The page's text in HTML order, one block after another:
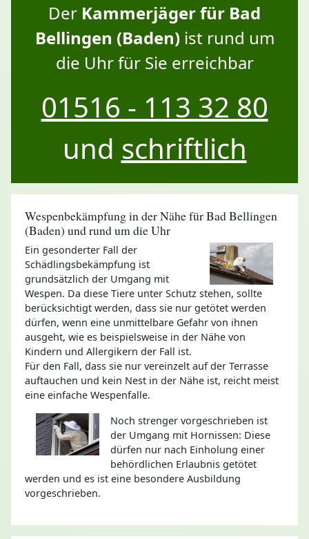
Der Kammerjäger für Bad
Bellingen (Baden)ist rund um
die Uhr für Sie erreichbar
01516 - 113 32 80
und schriftlich
Wespenbekämpfung in der Nähe für Bad Bellingen
(Baden) und rund um die Uhr
Ein gesonderter Fall der
Schädlingsbekämpfung ist
grundsätzlich der Umgang mit
Wespen. Da diese Tiere unter Schutz stehen, sollte
berücksichtigt werden, dass sie nur getötet werden
dürfen, wenn eine unmittelbare Gefahr von ihnen
ausgeht, wie es beispielsweise in der Nähe von
Kindern und Allergikern der Fall ist.
Für den Fall, dass sie nur vereinzelt auf der Terrasse
auftauchen und kein Nest in der Nähe ist, reicht meist
eine einfache Wespenfalle.
Noch strenger vorgeschrieben ist
der Umgang mit Hornissen: Diese
dürfen nur nach Einholung einer
behördlichen Erlaubnis getötet
werden und es ist eine besondere Ausbildung
vorgeschrieben.